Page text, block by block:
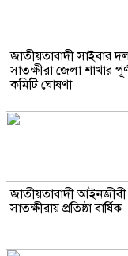
জাতীয়তাবাদী সাইবার
সাতক্ষীরা জেলা শাখার
কমিটি ঘোষণা
জাতীয়তাবাদী
সাতক্ষীরায় প্রতিষ্ঠা বার্ষিক